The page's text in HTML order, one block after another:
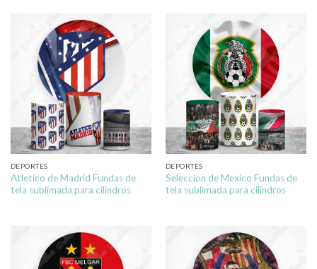
DEPORTES
Atletico de Madrid Fundas de
tela sublimada para cilindros
DEPORTES
Seleccion de Mexico Fundas de
tela sublimada para cilindros